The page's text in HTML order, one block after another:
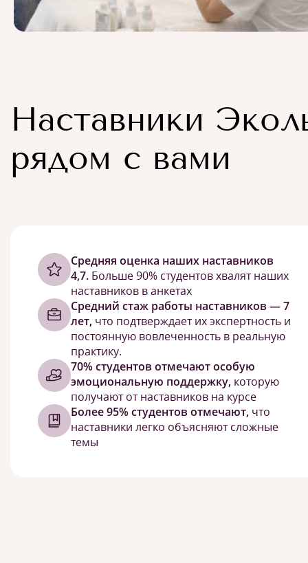
Наставники
рядом с вами
Cредняя оценка наших наставников
4,7. Больше 90% студентов хвалят наших
наставников в анкетах
Средний стаж работы наставников — 7
лет, что подтверждает их экспертность и
постоянную вовлеченность в реальную
практику.
70% студентов отмечают особую
эмоциональную поддержку, которую
получают от наставников на курсе
Более 95% студентов отмечают, что
наставники легко объясняют сложные
темы